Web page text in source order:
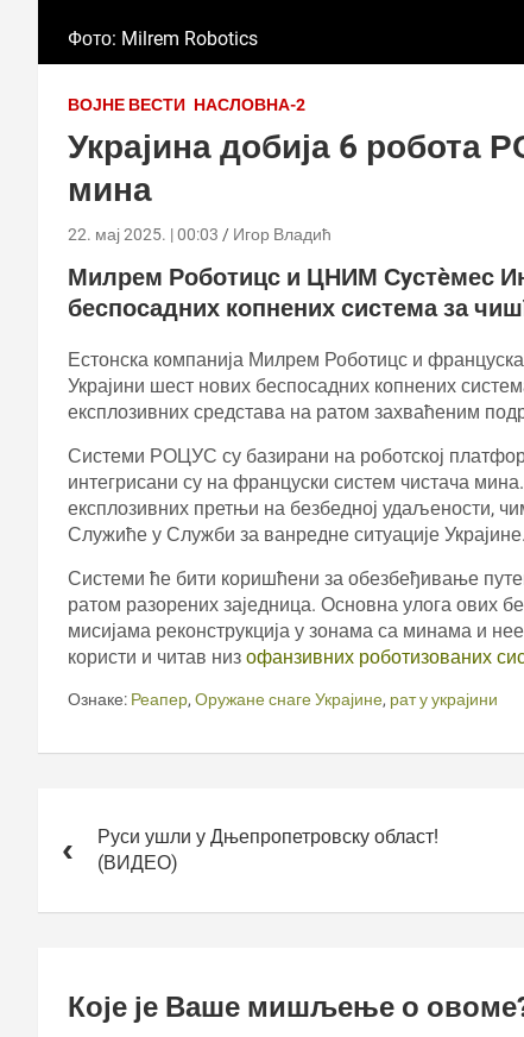
Фото: Milrem Robotics
ВОЈНЕ ВЕСТИ НАСЛОВНА-2
Украјина добија 6
мина
22. мај 2025. | 00:03 Игор Владић
Милрем Роботицс и ЦНИМ Сyстèмес
беспосадних копнених система за
Естонска компанија Милрем Роботицс и
Украјини шест нових беспосадних копнених
експлозивних средстава на ратом захваћеним
Системи РОЦУС су базирани на роботској
интегрисани су на француски систем чистача
експлозивних претњи на безбедној удаљености,
Служиће у Служби за ванредне ситуације Украјине.
Системи ће бити коришћени за обезбеђивање
ратом разорених заједница. Основна улога ових
мисијама реконструкција у зонама са минама и
користи и читав низ офанзивних роботизованих
Ознаке: Реапер, Оружане снаге Украјине, рат у украјини
чланкаРуси ушли у Дњепропетровску област!
(ВИДЕО)
Које је Ваше мишљење о